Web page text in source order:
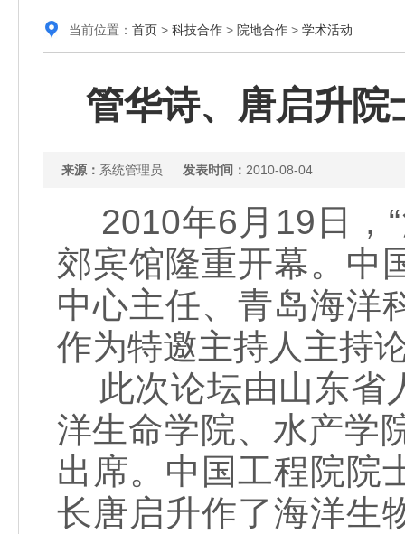
当前位置： 首页> 科技合作> 院地合作> 学术活动
管华诗、唐启升院
来源： 系统管理员 发表时间： 2010-08-04
2010年6月19日，“
郊宾馆隆重开幕。中
中心主任、青岛海洋
作为特邀主持人主持
此次论坛由山东省
洋生命学院、水产学
出席。中国工程院院
长唐启升作了海洋生